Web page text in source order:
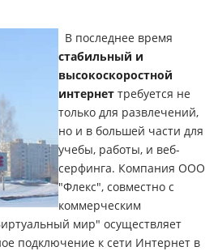
В последнее время
стабильный и
высокоскоростной
интернет требуется не
только для развлечений,
но и в большей части для
учебы, работы, и веб-
серфинга. Компания ООО
"Флекс", совместно с
коммерческим
мир" осуществляет
подключение к сети Интернет в